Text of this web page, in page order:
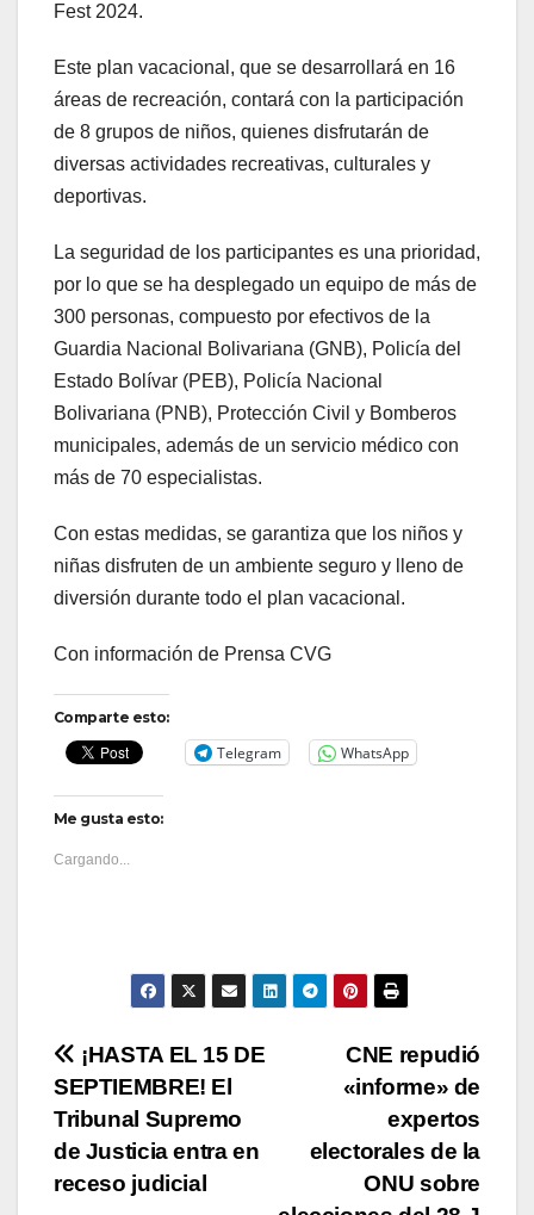
Fest 2024.
Este plan vacacional, que se desarrollará en 16
áreas de recreación, contará con la participación
de 8 grupos de niños, quienes disfrutarán de
diversas actividades recreativas, culturales y
deportivas.
La seguridad de los participantes es una prioridad,
por lo que se ha desplegado un equipo de más de
300 personas, compuesto por efectivos de la
Guardia Nacional Bolivariana (GNB), Policía del
Estado Bolívar (PEB), Policía Nacional
Bolivariana (PNB), Protección Civil y Bomberos
municipales, además de un servicio médico con
más de 70 especialistas.
Con estas medidas, se garantiza que los niños y
niñas disfruten de un ambiente seguro y lleno de
diversión durante todo el plan vacacional.
Con información de Prensa CVG
Comparte esto:
Telegram WhatsApp
Me gusta esto:
Cargando...
Navegación
de
entradas
CNE repudió
«informe» de
expertos
electorales de la
ONU sobre
¡HASTA EL 15 DE
SEPTIEMBRE! El
Tribunal Supremo
de Justicia entra en
receso judicial